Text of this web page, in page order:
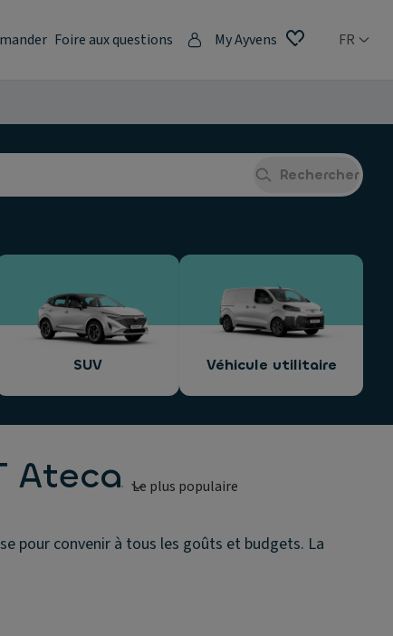
Foire aux questions My Ayvens FR
Rechercher
SUV Véhicule utilitaire
Ateca
pour convenir à tous les goûts et budgets. La